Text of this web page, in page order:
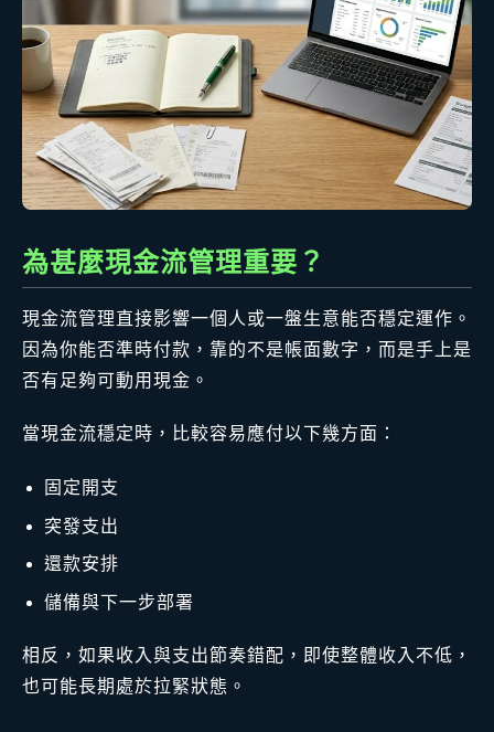
為甚麼現金流管理重要？
現金流管理直接影響一個人或一盤生意能否穩定運作。
因為你能否準時付款，靠的不是帳面數字，而是手上是
否有足夠可動用現金。
當現金流穩定時，比較容易應付以下幾方面：
固定開支
突發支出
還款安排
儲備與下一步部署
相反，如果收入與支出節奏錯配，即使整體收入不低，
也可能長期處於拉緊狀態。